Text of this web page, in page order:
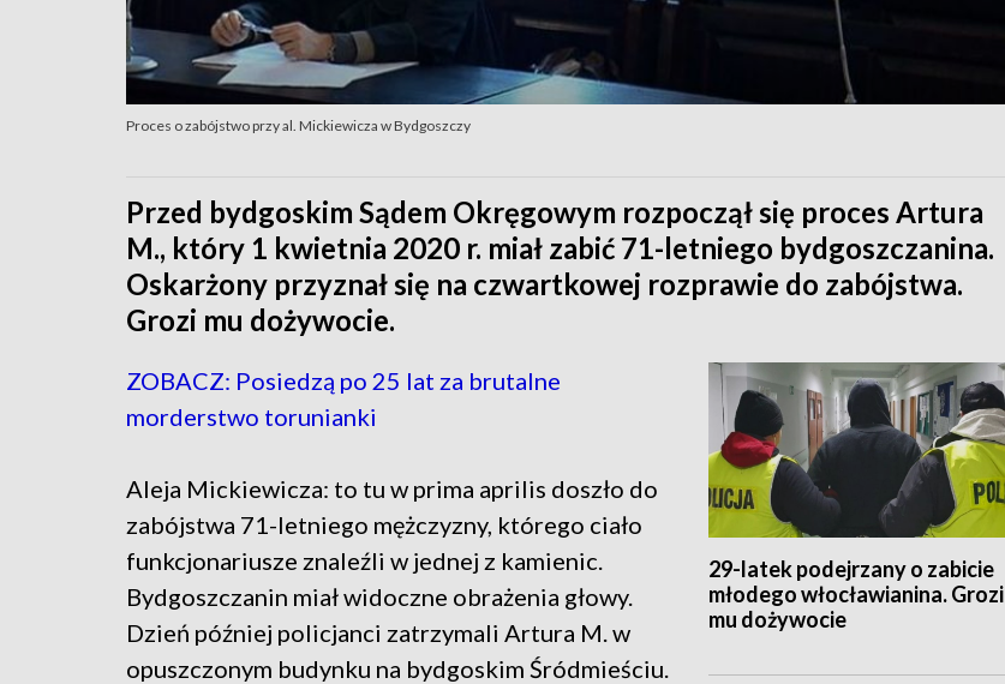
Proces o zabójstwo przy al. Mickiewicza w Bydgoszczy
Przed bydgoskim Sądem Okręgowym rozpoczął się proces Artura
M., który 1 kwietnia 2020 r. miał zabić 71-letniego bydgoszczanina.
Oskarżony przyznał się na czwartkowej rozprawie do zabójstwa.
Grozi mu dożywocie.
29-latek podejrzany o zabicie
młodego włocławianina. Grozi
mu dożywocie
ZOBACZ: Posiedzą po 25 lat za brutalne
morderstwo torunianki
Aleja Mickiewicza: to tu w prima aprilis doszło do
zabójstwa 71-letniego mężczyzny, którego ciało
funkcjonariusze znaleźli w jednej z kamienic.
Bydgoszczanin miał widoczne obrażenia głowy.
Dzień później policjanci zatrzymali Artura M. w
opuszczonym budynku na bydgoskim Śródmieściu.